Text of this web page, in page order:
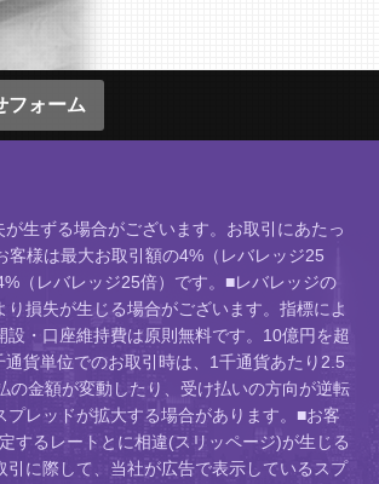
フォーム
生ずる場合がございます。お取引にあたっ
様は最大お取引額の4%（レバレッジ25
（レバレッジ25倍）です。■レバレッジの
損失が生じる場合がございます。指標によ
・口座維持費は原則無料です。10億円を超
貨単位でのお取引時は、1千通貨あたり2.5
金額が変動したり、受け払いの方向が逆転
レッドが拡大する場合があります。■お客
するレートとに相違(スリッページ)が生じる
に際して、当社が広告で表示しているスプ